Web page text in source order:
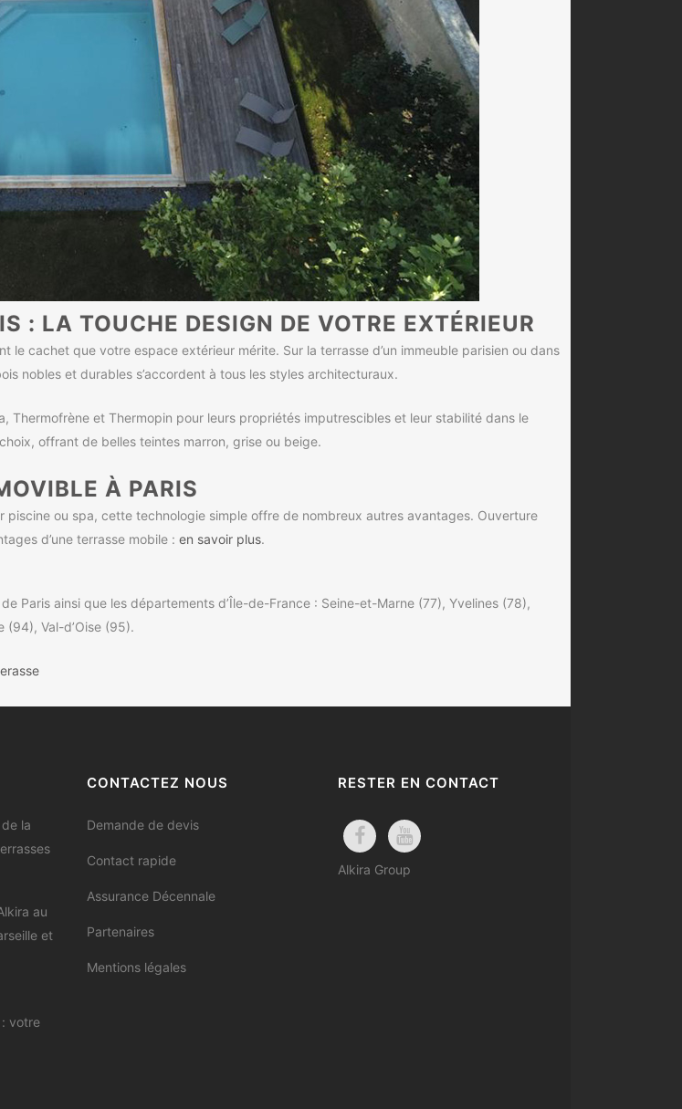
: LA TOUCHE DESIGN DE VOTRE EXTÉRIEUR
le cachet que votre espace extérieur mérite. Sur la terrasse d’un immeuble parisien ou dans
nobles et durables s’accordent à tous les styles architecturaux.
Thermofrène et Thermopin pour leurs propriétés imputrescibles et leur stabilité dans le
offrant de belles teintes marron, grise ou beige.
À PARIS
ou spa, cette technologie simple offre de nombreux autres avantages. Ouverture
d’une terrasse mobile : en savoir plus.
Paris ainsi que les départements d’Île-de-France : Seine-et-Marne (77), Yvelines (78),
(94), Val-d’Oise (95).
la
au
et
: votre
CONTACTEZ NOUS
Demande de devis
Contact rapide
Assurance Décennale
Partenaires
Mentions légales
RESTER EN CONTACT
Alkira Group